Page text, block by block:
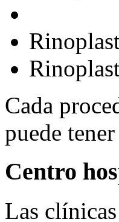
Cada
puede
Centro
Las